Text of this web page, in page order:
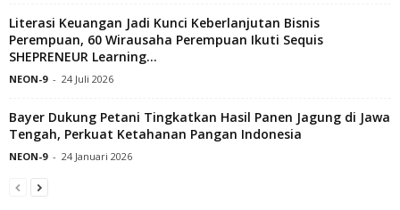
Literasi Keuangan Jadi Kunci Keberlanjutan Bisnis
Perempuan, 60 Wirausaha Perempuan Ikuti Sequis
SHEPRENEUR Learning...
NEON-9 - 24 Juli 2026
Bayer Dukung Petani Tingkatkan Hasil Panen Jagung di Jawa
Tengah, Perkuat Ketahanan Pangan Indonesia
NEON-9 - 24 Januari 2026